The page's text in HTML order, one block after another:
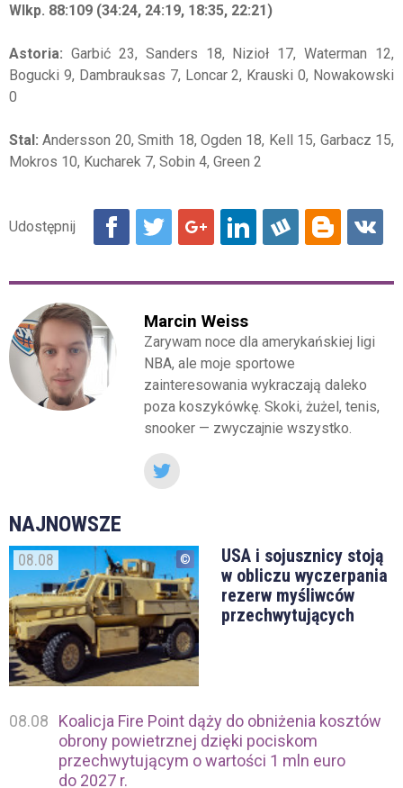
Wlkp. 88:109 (34:24, 24:19, 18:35, 22:21)
Astoria: Garbić 23, Sanders 18, Nizioł 17, Waterman 12,
Bogucki 9, Dambrauksas 7, Loncar 2, Krauski 0, Nowakowski
0
Stal: Andersson 20, Smith 18, Ogden 18, Kell 15, Garbacz 15,
Mokros 10, Kucharek 7, Sobin 4, Green 2
Marcin Weiss
Zarywam noce dla amerykańskiej ligi
NBA, ale moje sportowe
zainteresowania wykraczają daleko
poza koszykówkę. Skoki, żużel, tenis,
snooker — zwyczajnie wszystko.
NAJNOWSZE
08.08
USA i sojusznicy stoją
w obliczu wyczerpania
rezerw myśliwców
przechwytujących
08.08
Koalicja Fire Point dąży do obniżenia kosztów
obrony powietrznej dzięki pociskom
przechwytującym o wartości 1 mln euro
do 2027 r.